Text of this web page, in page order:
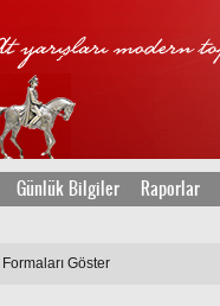
Günlük Bilgiler Raporlar
Formaları Göster